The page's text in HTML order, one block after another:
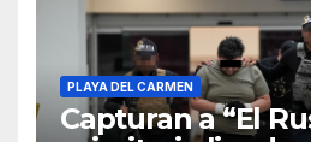
PLAYA DEL CARMEN
Capturan a “El